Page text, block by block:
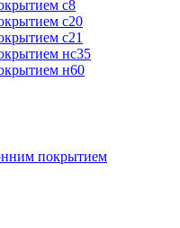
с8
с20
с21
нс35
н60
покрытием